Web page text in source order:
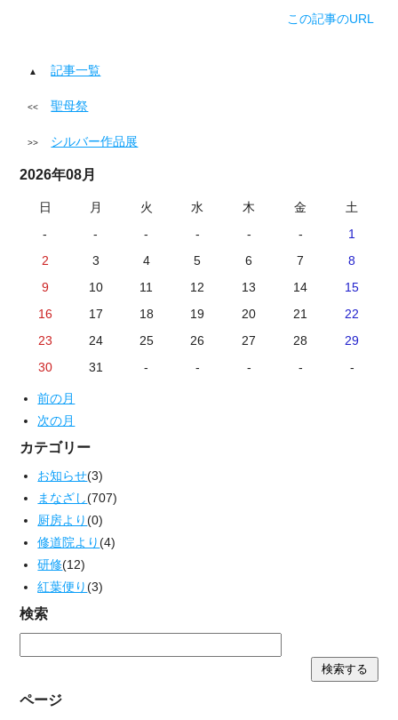
この記事のURL
記事一覧
聖母祭
シルバー作品展
2026年08月
日 月 火 水 木 金
土
-
- - - - -
1
2
3 4 5 6 7
8
9
10 11 12 13 14
15
16
17 18 19 20 21
22
23
24 25 26 27 28
29
30
31 - - - - -
前の月
次の月
カテゴリー
お知らせ(3)
まなざし(707)
厨房より(0)
修道院より(4)
研修(12)
紅葉便り(3)
検索
ページ